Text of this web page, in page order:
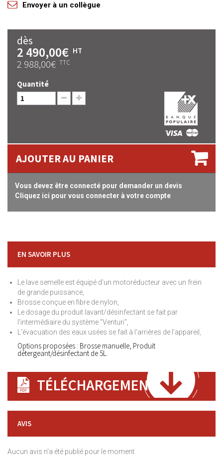
Envoyer à un collègue
dès
2 490,00€ HT
2 988,00€ TTC
Quantité
AJOUTER AU PANIER
Vous devez être connecté pour demander un devis
Cliquez ici pour vous connecter à votre compte
EN SAVOIR PLUS
Le lave semelle est équipé d'un motoréducteur avec un frein
de grande puissance,
Brosse conçue en fibre de nylon,
Le dosage du produit lavant/désinfectant se fait par
l'intermédiaire du système "Venturi",
L'évacuation des eaux usées se fait à l'arrières de l'appareil,
Options proposées : Brosse manuelle, Produit
détergeant/désinfectant de 5L.
TÉLÉCHARGEMENT
AVIS
Aucun avis n'a été publié pour le moment.